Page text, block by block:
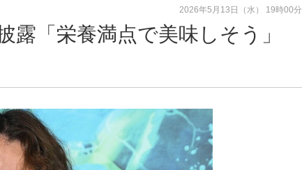
露「栄養満点で美味しそう」
2026年5月13日（水） 19時00分